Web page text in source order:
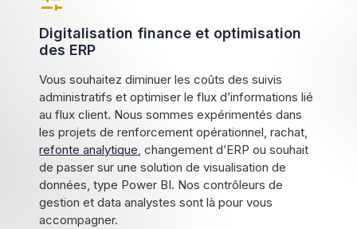
Digitalisation finance et optimisation
des ERP
Vous souhaitez diminuer les coûts des suivis
administratifs et optimiser le flux d’informations lié
au flux client. Nous sommes expérimentés dans
les projets de renforcement opérationnel, rachat,
refonte analytique, changement d’ERP ou souhait
de passer sur une solution de visualisation de
données, type Power BI. Nos contrôleurs de
gestion et data analystes sont là pour vous
accompagner.